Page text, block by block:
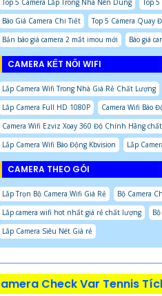
Top 5 Camera Lắp Trong Nhà Nên Dùng
Top
Báo Giá Camera Chi Tiết
Top 5 Camera Quay
Bản báo giá camera 2 mắt imou mới
Báo giá
CAMERA KẾT NỐI WIFI
Lắp Camera Wifi Trong Nhà Giá Rẻ Chất Lượng
Lắp Camera Full HD 1080P
Camera Wifi Báo
Camera Wifi Ezviz Xoay 360 Độ Chính Hãng
Lắp Camera Wifi Báo Động Kbvision
Lắp
CAMERA THEO GÓI
Lắp Trọn Bộ Camera Wifi Giá Rẻ
Bộ Camera
Lắp camera wifi hot nhất giá rẻ chất lượng
Lắp Camera Siêu Nét Giá rẻ
Check Var Tennis